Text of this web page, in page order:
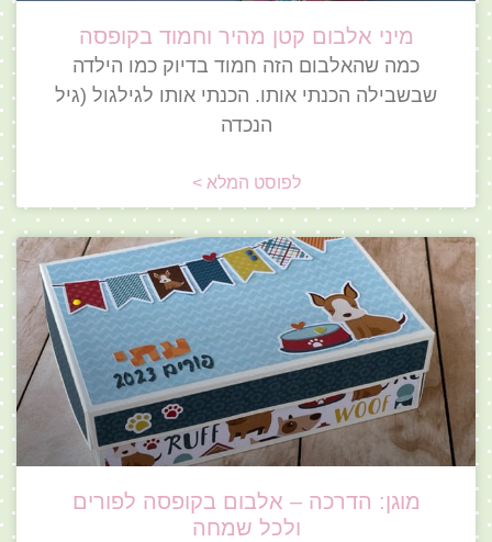
מיני אלבום קטן מהיר וחמוד בקופסה
כמה שהאלבום הזה חמוד בדיוק כמו הילדה
שבשבילה הכנתי אותו. הכנתי אותו לגילגול (גיל
הנכדה
לפוסט המלא >
מוגן: הדרכה – אלבום בקופסה לפורים
ולכל שמחה